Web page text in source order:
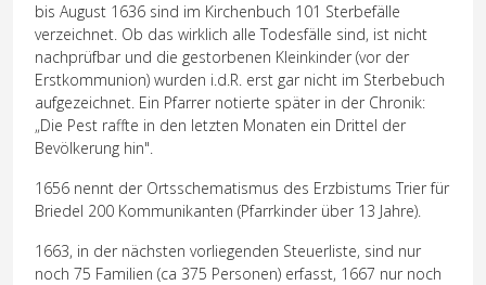
bis August 1636 sind im Kirchenbuch 101 Sterbefälle
verzeichnet. Ob das wirklich alle Todesfälle sind, ist nicht
nachprüfbar und die gestorbenen Kleinkinder (vor der
Erstkommunion) wurden i.d.R. erst gar nicht im Sterbebuch
aufgezeichnet. Ein Pfarrer notierte später in der Chronik:
„Die Pest raffte in den letzten Monaten ein Drittel der
Bevölkerung hin".
1656 nennt der Ortsschematismus des Erzbistums Trier für
Briedel 200 Kommunikanten (Pfarrkinder über 13 Jahre).
1663, in der nächsten vorliegenden Steuerliste, sind nur
noch 75 Familien (ca 375 Personen) erfasst, 1667 nur noch